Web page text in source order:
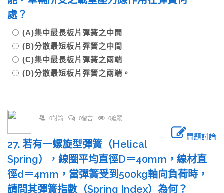
處？
(A)集中最長板片彈簧之中間
(B)分散最短板片彈簧之中間
(C)集中最長板片彈簧之兩端
(D)分散最短板片彈簧之兩端。
0討論 0留言 0追蹤
問題討論
27. 若有一螺旋型彈簧（Helical
Spring），線圈平均直徑D＝40mm，線材直
徑d＝4mm，當彈簧受到500kg軸向負荷時，
請問其彈簧指數（Spring Index）為何？